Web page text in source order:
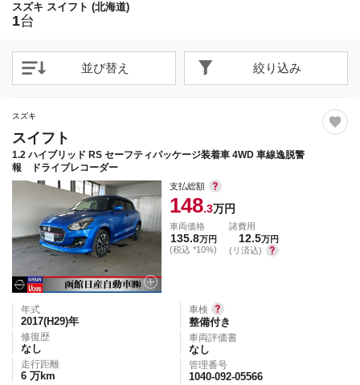
スズキ スイフト (北海道)
1台
並び替え 絞り込み
スズキ
スイフト
1.2 ハイブリッド RS セーフティパッケージ装着車 4WD 車線逸脱警
報 ドライブレコーダー
支払総額
148.3万円
車両価格
135.8万円
(税込 *10%)
諸費用
12.5万円
(リ済込)
年式
2017(H29)年
修復歴
なし
走行距離
6 万km
車検
整備付き
車両評価書
なし
管理番号
1040-092-05566